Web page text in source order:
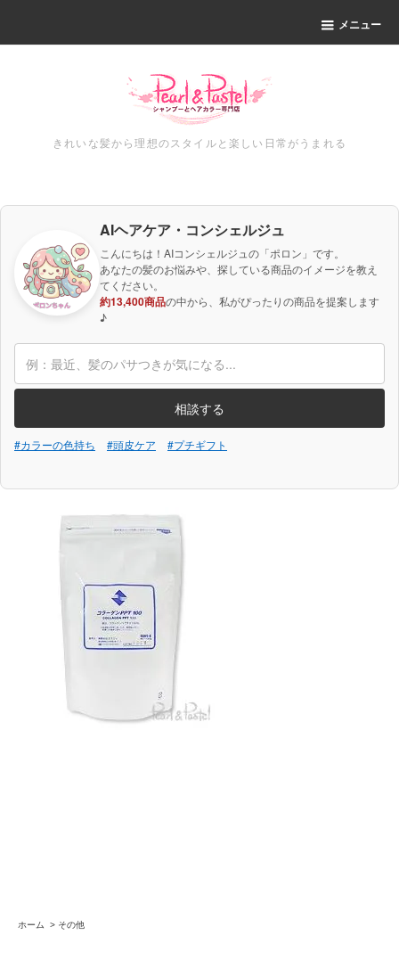
メニュー
きれいな髪から理想のスタイルと楽しい日常がうまれる
AIヘアケア・コンシェルジュ
こんにちは！AIコンシェルジュの「ポロン」です。
あなたの髪のお悩みや、探している商品のイメージを教え
てください。
約13,400商品の中から、私がぴったりの商品を提案します
♪
相談する
#カラーの色持ち #頭皮ケア #プチギフト
ホーム > その他